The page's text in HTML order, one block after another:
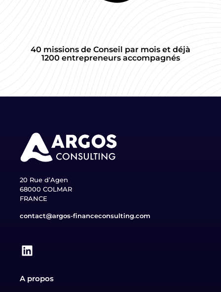
40 missions de Conseil par mois et déjà
1200 entrepreneurs accompagnés
20 Rue d’Agen
68000 COLMAR
FRANCE
contact@argos-financeconsulting.com
A propos